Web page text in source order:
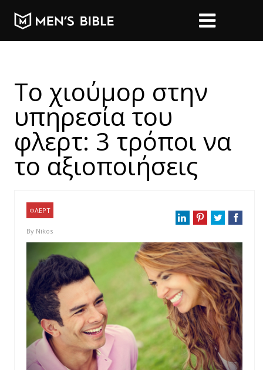
Το χιούμορ στην
υπηρεσία του
φλερτ: 3 τρόποι να
το αξιοποιήσεις
ΦΛΕΡΤ
By Nikos